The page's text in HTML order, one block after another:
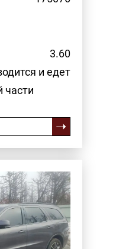
3.60
и едет
части